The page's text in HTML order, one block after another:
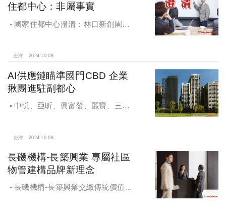
住都中心：非屬事實
國家住都中心澄清：林口新創園秉
台灣 2024-10-08
AI供應鏈瞄準國門CBD 企業
揪團進駐副都心
中悦、亞昕、興富發、麗寶、三發
未來還陸續有超過7萬坪辦公樓面積新
台灣 2024-10-08
長磯機構-長築興業 專屬社區
物管建構品牌新理念
長磯機構-長築興業交織傳統價值與